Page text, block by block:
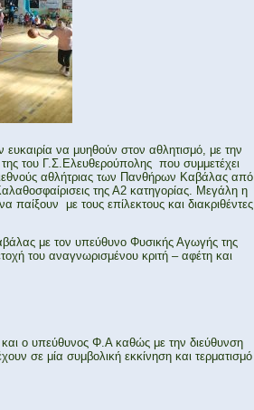
ευκαιρία να μυηθούν στον αθλητισμό, με την
του Γ.Σ.Ελευθερούπολης που συμμετέχει
αθλήτριας των Πανθήρων Καβάλας από
της Α2 κατηγορίας. Μεγάλη η
με τους επίλεκτους και διακριθέντες
με τον υπεύθυνο Φυσικής Αγωγής της
του αναγνωρισμένου κριτή – αφέτη και
ο υπεύθυνος Φ.Α καθώς με την διεύθυνση
σε μία συμβολική εκκίνηση και τερματισμό